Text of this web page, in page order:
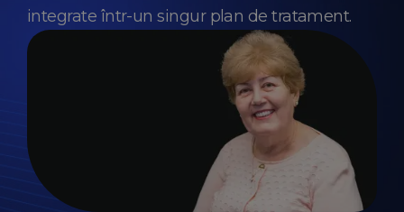
integrate într-un singur plan de tratament.